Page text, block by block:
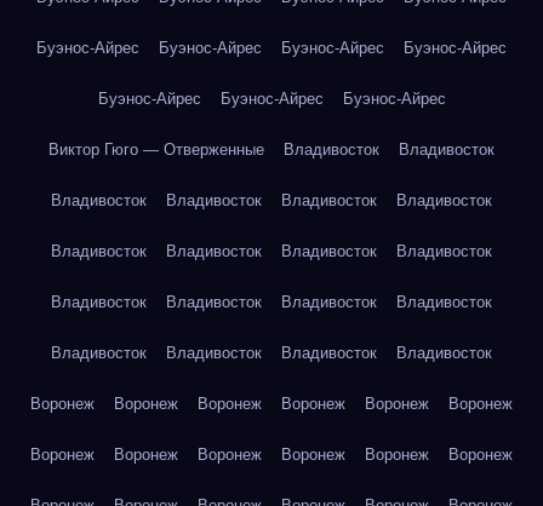
Буэнос-Айрес Буэнос-Айрес Буэнос-Айрес Буэнос-Айрес
Буэнос-Айрес Буэнос-Айрес Буэнос-Айрес
Виктор Гюго — Отверженные Владивосток Владивосток
Владивосток Владивосток Владивосток Владивосток
Владивосток Владивосток Владивосток Владивосток
Владивосток Владивосток Владивосток Владивосток
Владивосток Владивосток Владивосток Владивосток
Воронеж Воронеж Воронеж Воронеж Воронеж Воронеж
Воронеж Воронеж Воронеж Воронеж Воронеж Воронеж